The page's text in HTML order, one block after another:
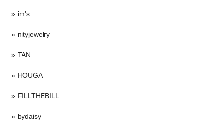
im's
nityjewelry
TAN
HOUGA
FILLTHEBILL
bydaisy